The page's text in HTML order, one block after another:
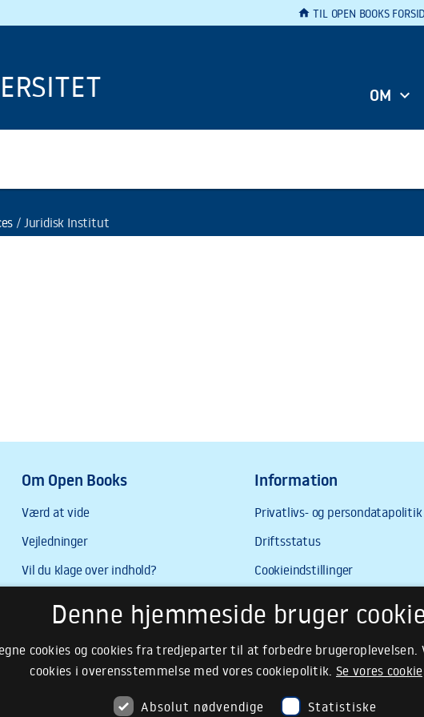
home TIL OPEN BOOKS
OM
Juridisk Institut
Denne hjemmeside bruger
cookies og cookies fra tredjeparter til at forbedre
cookies i overensstemmelse med vores cookiepolitik. Se vores
Absolut nødvendige Statistiske